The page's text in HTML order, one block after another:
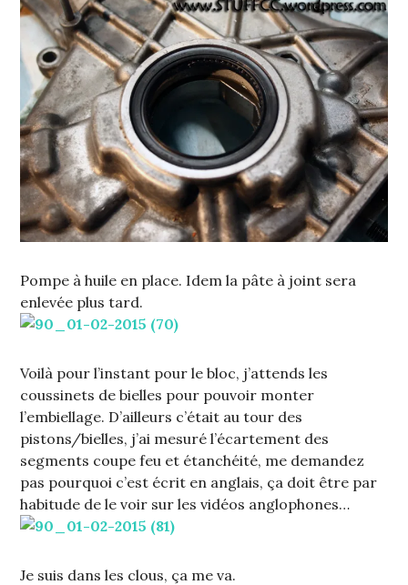
Pompe à huile en place. Idem la pâte à joint sera
enlevée plus tard.
Voilà pour l’instant pour le bloc, j’attends les
coussinets de bielles pour pouvoir monter
l’embiellage. D’ailleurs c’était au tour des
pistons/bielles, j’ai mesuré l’écartement des
segments coupe feu et étanchéité, me demandez
pas pourquoi c’est écrit en anglais, ça doit être par
habitude de le voir sur les vidéos anglophones…
Je suis dans les clous, ça me va.